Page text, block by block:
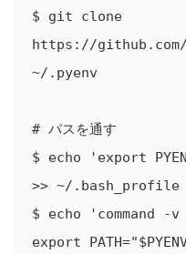
$ git clone
https://
~/.pyenv
# パスを通す
$ echo 'export
>> ~/.bash_profile
$ echo 'command
export